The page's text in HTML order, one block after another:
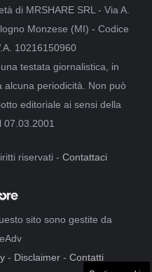
di MRSHARE SRL - Via A.
Monzese (MI) - Codice
10216150960
testata giornalistica, in
periodicità. Non può
editoriale ai sensi della
07.03.2001
riservati - Contattaci
sito sono gestite da
- Disclaimer- Contatti